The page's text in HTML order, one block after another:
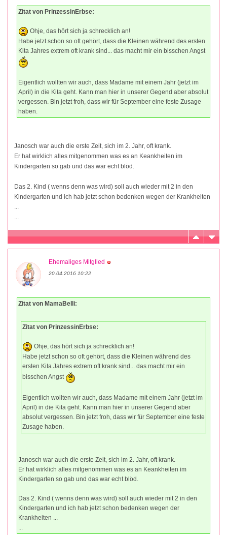
Zitat von PrinzessinErbse:
Ohje, das hört sich ja schrecklich an!
Habe jetzt schon so oft gehört, dass die Kleinen während des ersten
Kita Jahres extrem oft krank sind... das macht mir ein bisschen Angst
Eigentlich wollten wir auch, dass Madame mit einem Jahr (jetzt im
April) in die Kita geht. Kann man hier in unserer Gegend aber absolut
vergessen. Bin jetzt froh, dass wir für September eine feste Zusage
haben.
Janosch war auch die erste Zeit, sich im 2. Jahr, oft krank.
Er hat wirklich alles mitgenommen was es an Keankheiten im
Kindergarten so gab und das war echt blöd.
Das 2. Kind ( wenns denn was wird) soll auch wieder mit 2 in den
Kindergarten und ich hab jetzt schon bedenken wegen der Krankheiten
...
...
Ehemaliges Mitglied
20.04.2016 10:22
Zitat von MamaBelli:
Zitat von PrinzessinErbse:
Ohje, das hört sich ja schrecklich an!
Habe jetzt schon so oft gehört, dass die Kleinen während des
ersten Kita Jahres extrem oft krank sind... das macht mir ein
bisschen Angst
Eigentlich wollten wir auch, dass Madame mit einem Jahr (jetzt im
April) in die Kita geht. Kann man hier in unserer Gegend aber
absolut vergessen. Bin jetzt froh, dass wir für September eine feste
Zusage haben.
Janosch war auch die erste Zeit, sich im 2. Jahr, oft krank.
Er hat wirklich alles mitgenommen was es an Keankheiten im
Kindergarten so gab und das war echt blöd.
Das 2. Kind ( wenns denn was wird) soll auch wieder mit 2 in den
Kindergarten und ich hab jetzt schon bedenken wegen der
Krankheiten ...
...